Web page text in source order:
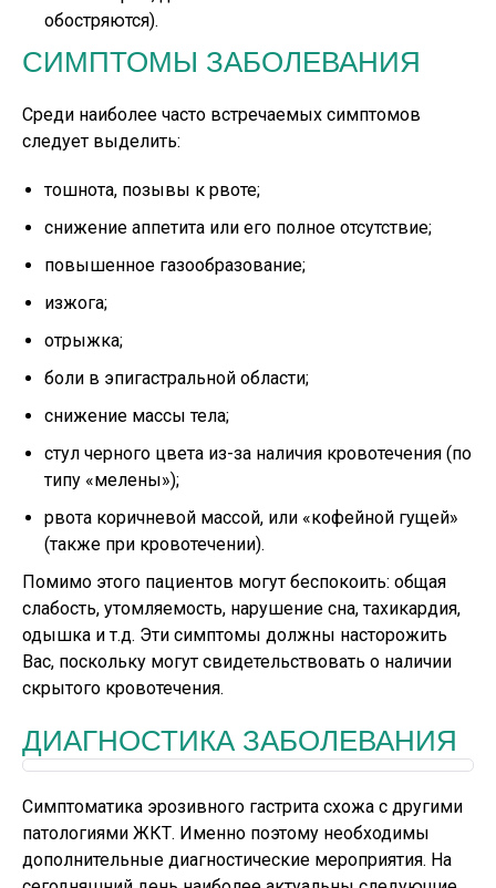
обостряются).
СИМПТОМЫ ЗАБОЛЕВАНИЯ
Среди наиболее часто встречаемых симптомов
следует выделить:
тошнота, позывы к рвоте;
снижение аппетита или его полное отсутствие;
повышенное газообразование;
изжога;
отрыжка;
боли в эпигастральной области;
снижение массы тела;
стул черного цвета из-за наличия кровотечения (по
типу «мелены»);
рвота коричневой массой, или «кофейной гущей»
(также при кровотечении).
Помимо этого пациентов могут беспокоить: общая
слабость, утомляемость, нарушение сна, тахикардия,
одышка и т.д. Эти симптомы должны насторожить
Вас, поскольку могут свидетельствовать о наличии
скрытого кровотечения.
ДИАГНОСТИКА ЗАБОЛЕВАНИЯ
Симптоматика эрозивного гастрита схожа с другими
патологиями ЖКТ. Именно поэтому необходимы
дополнительные диагностические мероприятия. На